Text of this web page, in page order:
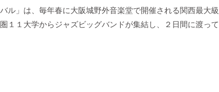
ル」は、毎年春に大阪城野外音楽堂で開催される関西最大級
１１大学からジャズビッグバンドが集結し、２日間に渡って